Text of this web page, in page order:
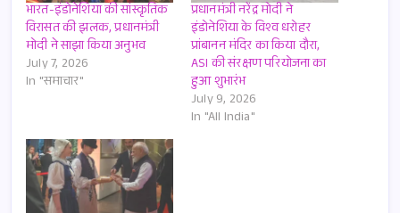
भारत-इंडोनेशिया की सांस्कृतिक
विरासत की झलक, प्रधानमंत्री
मोदी ने साझा किया अनुभव
July 7, 2026
In "समाचार"
प्रधानमंत्री नरेंद्र मोदी ने
इंडोनेशिया के विश्व धरोहर
प्रांबानन मंदिर का किया दौरा,
ASI की संरक्षण परियोजना का
हुआ शुभारंभ
July 9, 2026
In "All India"